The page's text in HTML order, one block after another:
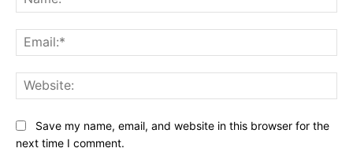
Save my name, email, and website in this browser for the
next time I comment.